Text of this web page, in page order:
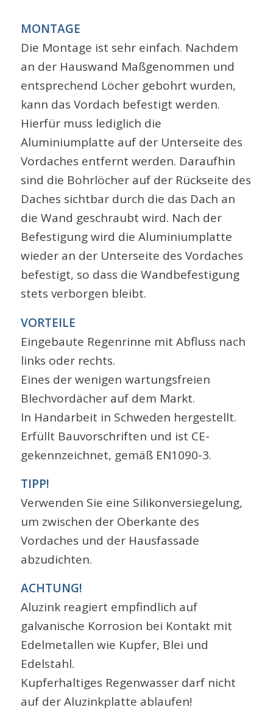
MONTAGE
Die Montage ist sehr einfach. Nachdem
an der Hauswand Maßgenommen und
entsprechend Löcher gebohrt wurden,
kann das Vordach befestigt werden.
Hierfür muss lediglich die
Aluminiumplatte auf der Unterseite des
Vordaches entfernt werden. Daraufhin
sind die Bohrlöcher auf der Rückseite des
Daches sichtbar durch die das Dach an
die Wand geschraubt wird. Nach der
Befestigung wird die Aluminiumplatte
wieder an der Unterseite des Vordaches
befestigt, so dass die Wandbefestigung
stets verborgen bleibt.
VORTEILE
Eingebaute Regenrinne mit Abfluss nach
links oder rechts.
Eines der wenigen wartungsfreien
Blechvordächer auf dem Markt.
In Handarbeit in Schweden hergestellt.
Erfüllt Bauvorschriften und ist CE-
gekennzeichnet, gemäß EN1090-3.
TIPP!
Verwenden Sie eine Silikonversiegelung,
um zwischen der Oberkante des
Vordaches und der Hausfassade
abzudichten.
ACHTUNG!
Aluzink reagiert empfindlich auf
galvanische Korrosion bei Kontakt mit
Edelmetallen wie Kupfer, Blei und
Edelstahl.
Kupferhaltiges Regenwasser darf nicht
auf der Aluzinkplatte ablaufen!